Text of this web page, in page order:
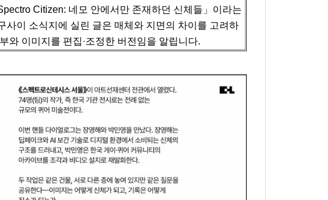
Citizen: 네모 안에서만 존재하던 신체들」이라는
사이 소식지에 실린 글은 매체와 지면의 차이를 고려하
와 이미지를 편집·조정한 버전임을 알립니다.